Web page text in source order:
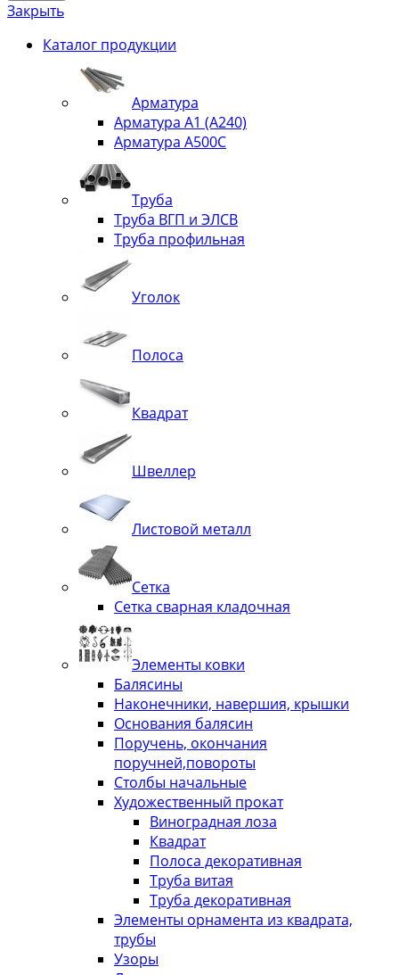
Закрыть
Каталог продукции
Арматура
Арматура А1 (А240)
Арматура А500С
Труба
Труба ВГП и ЭЛСВ
Труба профильная
Уголок
Полоса
Квадрат
Швеллер
Листовой металл
Сетка
Сетка сварная кладочная
Элементы ковки
Балясины
Наконечники, навершия, крышки
Основания балясин
Поручень, окончания
поручней,повороты
Столбы начальные
Художественный прокат
Виноградная лоза
Квадрат
Полоса декоративная
Труба витая
Труба декоративная
Элементы орнамента из квадрата,
трубы
Узоры